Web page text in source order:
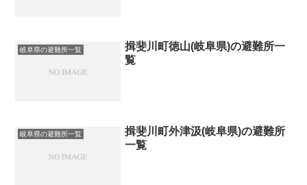
岐阜県の避難所一覧
揖斐川町徳山(岐阜県)の避難所一
覧
岐阜県の避難所一覧
揖斐川町外津汲(岐阜県)の避難所
一覧